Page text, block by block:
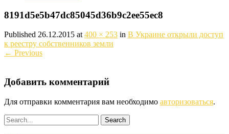
8191d5e5b47dc85045d36b9c2ee55ec8
Published 26.12.2015 at 400 × 253 in В Украине открыли доступ
к реестру собственников земли
← Previous
Добавить комментарий
Для отправки комментария вам необходимо авторизоваться.